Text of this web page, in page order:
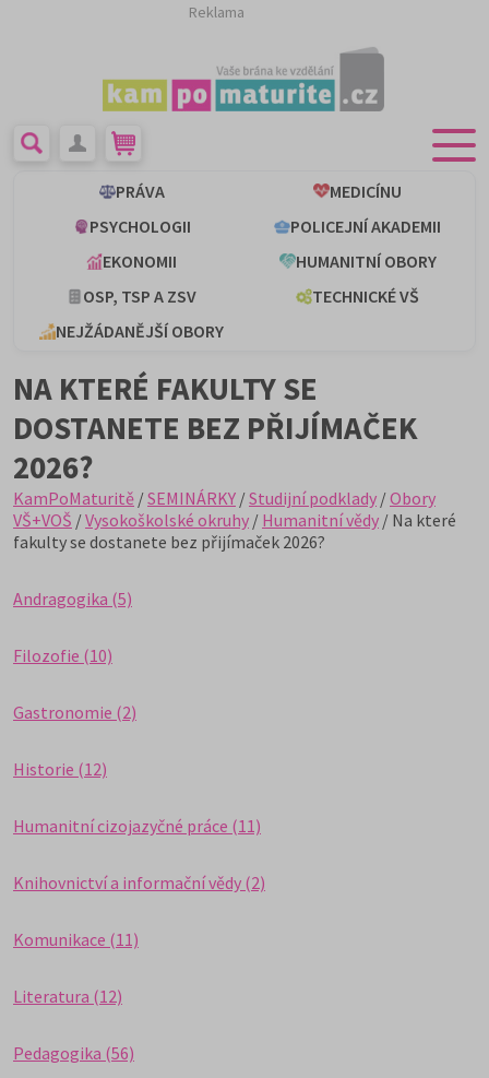
Reklama
PRÁVA
MEDICÍNU
PSYCHOLOGII
POLICEJNÍ AKADEMII
EKONOMII
HUMANITNÍ OBORY
OSP, TSP A ZSV
TECHNICKÉ VŠ
NEJŽÁDANĚJŠÍ OBORY
NA KTERÉ FAKULTY SE
DOSTANETE BEZ PŘIJÍMAČEK
2026?
KamPoMaturitě /SEMINÁRKY /Studijní podklady /Obory
VŠ+VOŠ /Vysokoškolské okruhy / Humanitní vědy / Na které
fakulty se dostanete bez přijímaček 2026?
Andragogika (5)
Filozofie (10)
Gastronomie (2)
Historie (12)
Humanitní cizojazyčné práce (11)
Knihovnictví a informační vědy (2)
Komunikace (11)
Literatura (12)
Pedagogika (56)